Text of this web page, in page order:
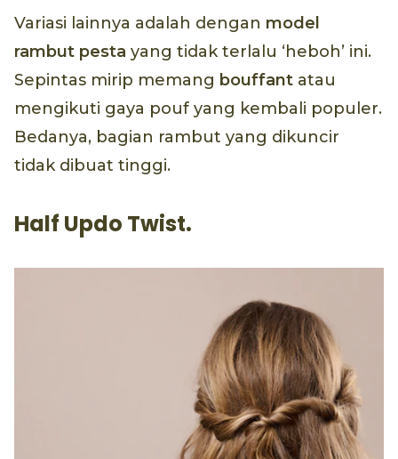
Variasi lainnya adalah dengan model
rambut pesta yang tidak terlalu ‘heboh’ ini.
Sepintas mirip memang bouffant atau
mengikuti gaya pouf yang kembali populer.
Bedanya, bagian rambut yang dikuncir
tidak dibuat tinggi.
Half Updo Twist.